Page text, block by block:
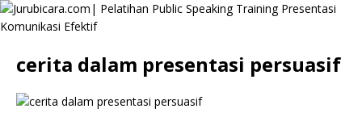
cerita dalam presentasi persuasif